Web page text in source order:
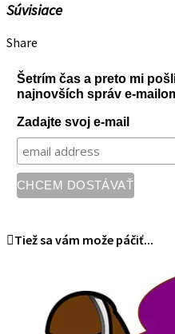
Súvisiace
Share
Šetrím čas a preto mi
najnovších správ e-
Zadajte svoj e-mail
Tiež sa vám može páčiť...